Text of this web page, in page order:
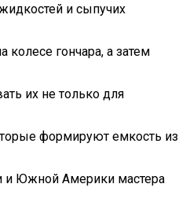
и сыпучих
гончара, а затем
их не только для
формируют емкость из
и Южной Америки мастера